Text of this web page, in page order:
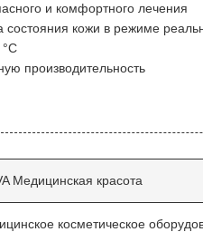
и комфортного лечения
кожи в режиме
производительность
Медицинская красота
косметическое